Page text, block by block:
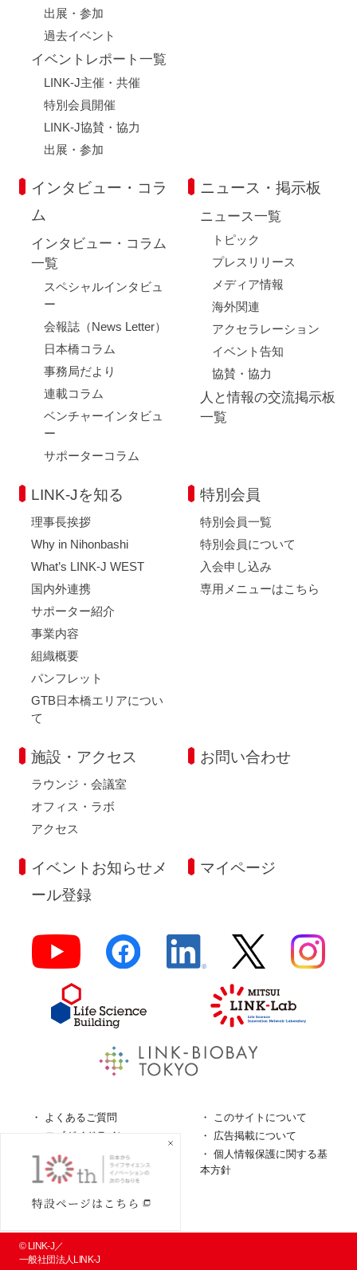
出展・参加
過去イベント
イベントレポート一覧
LINK-J主催・共催
特別会員開催
LINK-J協賛・協力
出展・参加
インタビュー・コラ
ム
インタビュー・コラム
一覧
スペシャルインタビュ
ー
会報誌（News Letter）
日本橋コラム
事務局だより
連載コラム
ベンチャーインタビュ
ー
サポーターコラム
ニュース・掲示板
ニュース一覧
トピック
プレスリリース
メディア情報
海外関連
アクセラレーション
イベント告知
協賛・協力
人と情報の交流掲示板
一覧
LINK-Jを知る
理事長挨拶
Why in Nihonbashi
What’s LINK-J WEST
国内外連携
サポーター紹介
事業内容
組織概要
パンフレット
GTB日本橋エリアについ
て
特別会員
特別会員一覧
特別会員について
入会申し込み
専用メニューはこちら
施設・アクセス
ラウンジ・会議室
オフィス・ラボ
アクセス
お問い合わせ
イベントお知らせメ
ール登録
マイページ
よくあるご質問
このサイトについて
ロゴガイドライン
広告掲載について
特定商取引法に基づく表
個人情報保護に関する基
本方針
© LINK-J／
一般社団法人LINK-J